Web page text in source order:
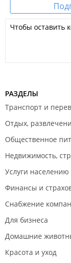
Чтобы оставить
РАЗДЕЛЫ
Транспорт и
Отдых,
Общественное
Недвижимость,
Услуги населению
Финансы и
Снабжение
Для бизнеса
Домашние
Красота и уход